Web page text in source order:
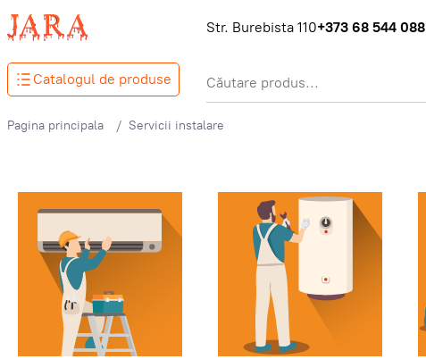
Str. Burebista 110+373 68 544 088
Catalogul de produse
Pagina principala Servicii instalare